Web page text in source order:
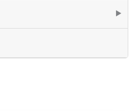
▶